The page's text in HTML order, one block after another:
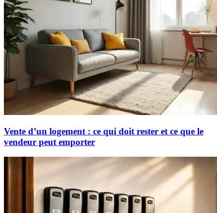
Vente d’un logement : ce qui doit rester et ce que le
vendeur peut emporter